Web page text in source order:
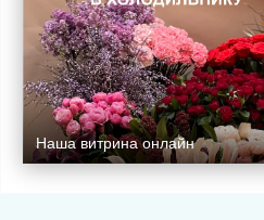
Наша витрина онлайн